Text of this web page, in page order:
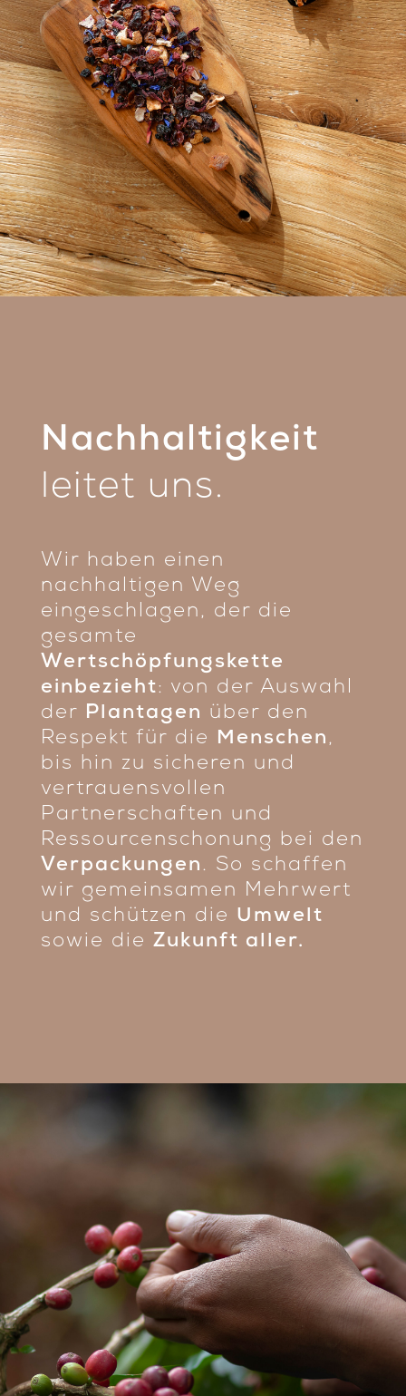
Nachhaltigkeit
leitet uns.
Wir haben einen
nachhaltigen Weg
eingeschlagen, der die
gesamte
Wertschöpfungskette
einbezieht: von der Auswahl
der Plantagen über den
Respekt für die Menschen,
bis hin zu sicheren und
vertrauensvollen
Partnerschaften und
Ressourcenschonung bei den
Verpackungen. So schaffen
wir gemeinsamen Mehrwert
und schützen die Umwelt
sowie die Zukunft aller.